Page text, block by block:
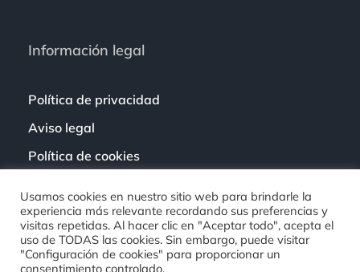
Información legal
Política de privacidad
Aviso legal
Política de cookies
Usamos cookies en nuestro sitio web para brindarle la
experiencia más relevante recordando sus preferencias y
visitas repetidas. Al hacer clic en "Aceptar todo", acepta el
uso de TODAS las cookies. Sin embargo, puede visitar
"Configuración de cookies" para proporcionar un
consentimiento controlado.